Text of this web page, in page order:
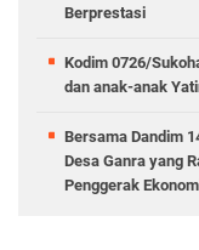
Berprestasi
Kodim 0726/
dan anak-anak
Bersama Dandim
Desa Ganra yang
Penggerak